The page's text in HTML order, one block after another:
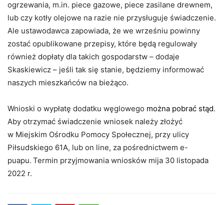
ogrzewania, m.in. piece gazowe, piece zasilane drewnem,
lub czy kotły olejowe na razie nie przysługuje świadczenie.
Ale ustawodawca zapowiada, że we wrześniu powinny
zostać opublikowane przepisy, które będą regulowały
również dopłaty dla takich gospodarstw – dodaje
Skaskiewicz – jeśli tak się stanie, będziemy informować
naszych mieszkańców na bieżąco.
Wnioski o wypłatę dodatku węglowego można pobrać stąd.
Aby otrzymać świadczenie wniosek należy złożyć
w Miejskim Ośrodku Pomocy Społecznej, przy ulicy
Piłsudskiego 61A, lub on line, za pośrednictwem e-
puapu. Termin przyjmowania wniosków mija 30 listopada
2022 r.